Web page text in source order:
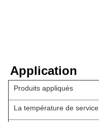
Application
Produits appliqués
La température de service